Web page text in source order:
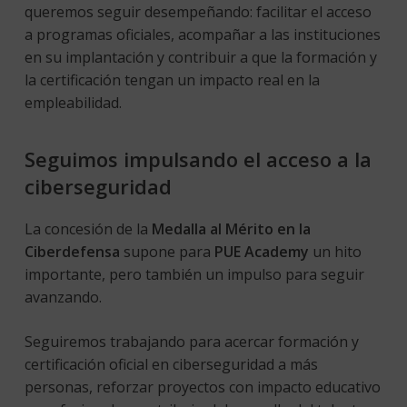
queremos seguir desempeñando: facilitar el acceso
a programas oficiales, acompañar a las instituciones
en su implantación y contribuir a que la formación y
la certificación tengan un impacto real en la
empleabilidad.
Seguimos impulsando el acceso a la
ciberseguridad
La concesión de la Medalla al Mérito en la
Ciberdefensa supone para PUE Academy un hito
importante, pero también un impulso para seguir
avanzando.
Seguiremos trabajando para acercar formación y
certificación oficial en ciberseguridad a más
personas, reforzar proyectos con impacto educativo